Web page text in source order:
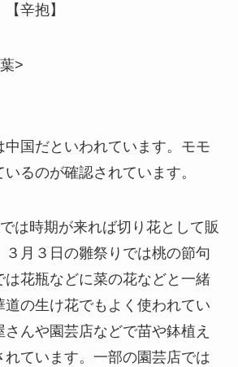
辛抱】
>
中国だといわれています。モモ
るのが確認されています。
は時期が来れば切り花として販
３月３日の雛祭りでは桃の節句
は花瓶などに菜の花などと一緒
道の生け花でもよく使われてい
さんや園芸店などで苗や鉢植え
れています。一部の園芸店では